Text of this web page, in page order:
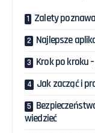
Zalety
Najlepsze
Krok po kroku
Jak zacząć i
wiedzieć